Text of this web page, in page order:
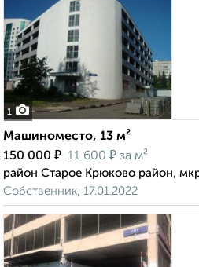
1
Машиноместо, 13 м²
150 000 ₽ 11 600 ₽ за м²
район Старое Крюково район,
Собственник, 17.01.2022